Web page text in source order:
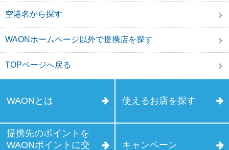
空港名から探す
WAONホームページ以外で提携店を探す
TOPページへ戻る